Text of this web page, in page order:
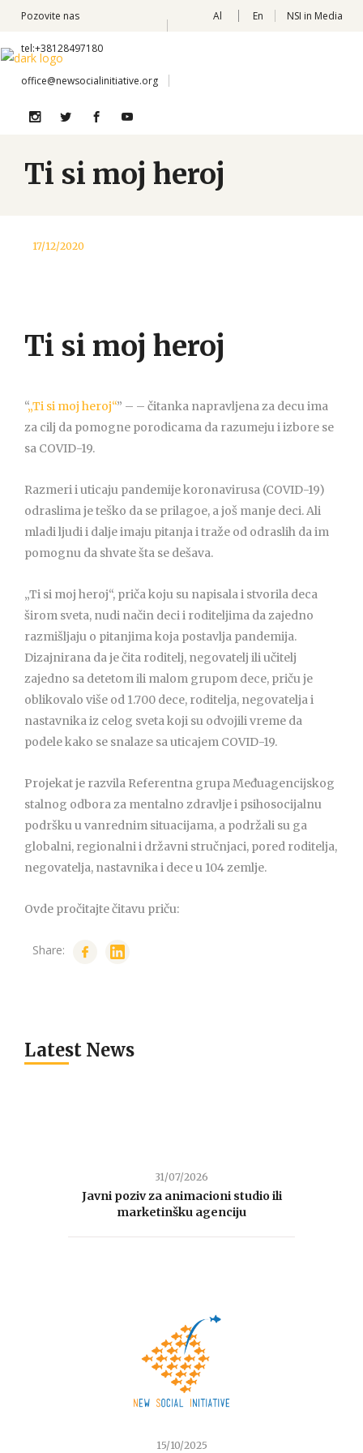
Pozovite nas
tel:+38128497180
office@newsocialinitiative.org
Al En NSI in Media
Ti si moj heroj
17/12/2020
Ti si moj heroj
“„Ti si moj heroj“” – – čitanka napravljena za decu ima
za cilj da pomogne porodicama da razumeju i izbore se
sa COVID-19.
Razmeri i uticaju pandemije koronavirusa (COVID-19)
odraslima je teško da se prilagoe, a još manje deci. Ali
mladi ljudi i dalje imaju pitanja i traže od odraslih da im
pomognu da shvate šta se dešava.
„Ti si moj heroj“, priča koju su napisala i stvorila deca
širom sveta, nudi način deci i roditeljima da zajedno
razmišljaju o pitanjima koja postavlja pandemija.
Dizajnirana da je čita roditelj, negovatelj ili učitelj
zajedno sa detetom ili malom grupom dece, priču je
oblikovalo više od 1.700 dece, roditelja, negovatelja i
nastavnika iz celog sveta koji su odvojili vreme da
podele kako se snalaze sa uticajem COVID-19.
Projekat je razvila Referentna grupa Međuagencijskog
stalnog odbora za mentalno zdravlje i psihosocijalnu
podršku u vanrednim situacijama, a podržali su ga
globalni, regionalni i državni stručnjaci, pored roditelja,
negovatelja, nastavnika i dece u 104 zemlje.
Ovde pročitajte čitavu priču:
Share:
Latest News
31/07/2026
Javni poziv za animacioni studio ili
marketinšku agenciju
15/10/2025